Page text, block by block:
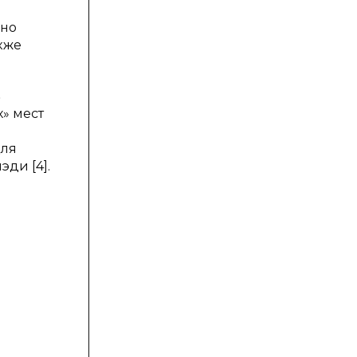
мест
[4].